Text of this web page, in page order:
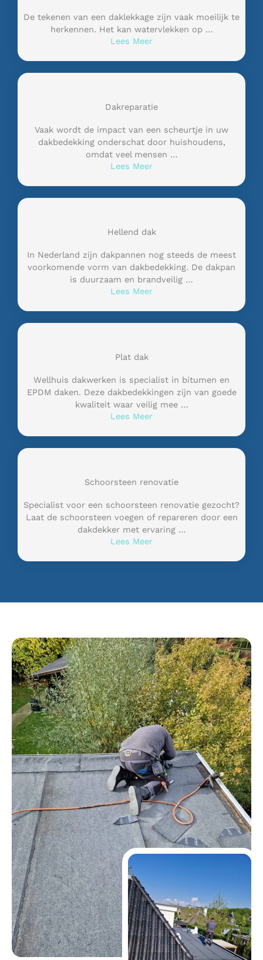
De tekenen van een daklekkage zijn vaak moeilijk te
herkennen. Het kan watervlekken op …
Lees Meer
Dakreparatie
Vaak wordt de impact van een scheurtje in uw
dakbedekking onderschat door huishoudens,
omdat veel mensen …
Lees Meer
Hellend dak
In Nederland zijn dakpannen nog steeds de meest
voorkomende vorm van dakbedekking. De dakpan
is duurzaam en brandveilig …
Lees Meer
Plat dak
Wellhuis dakwerken is specialist in bitumen en
EPDM daken. Deze dakbedekkingen zijn van goede
kwaliteit waar veilig mee …
Lees Meer
Schoorsteen renovatie
Specialist voor een schoorsteen renovatie gezocht?
Laat de schoorsteen voegen of repareren door een
dakdekker met ervaring …
Lees Meer